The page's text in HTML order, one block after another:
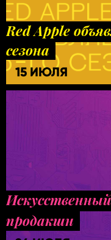
Red Apple
сезона
15 ИЮЛЯ
продакшн